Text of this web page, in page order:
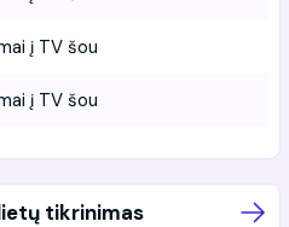
į TV šou
į TV šou
tikrinimas